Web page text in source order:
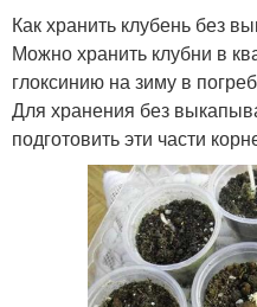
Как хранить клубень без
Можно хранить клубни в
глоксинию на зиму в
Для хранения без
подготовить эти части